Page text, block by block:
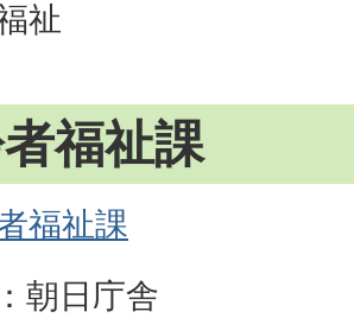
祉
福祉課
福祉課
朝日庁舎